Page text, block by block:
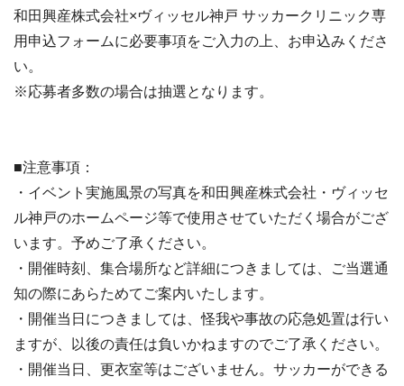
和田興産株式会社×ヴィッセル神戸 サッカークリニック専
用申込フォームに必要事項をご入力の上、お申込みくださ
い。
※応募者多数の場合は抽選となります。
■注意事項：
・イベント実施風景の写真を和田興産株式会社・ヴィッセ
ル神戸のホームページ等で使用させていただく場合がござ
います。予めご了承ください。
・開催時刻、集合場所など詳細につきましては、ご当選通
知の際にあらためてご案内いたします。
・開催当日につきましては、怪我や事故の応急処置は行い
ますが、以後の責任は負いかねますのでご了承ください。
・開催当日、更衣室等はございません。サッカーができる